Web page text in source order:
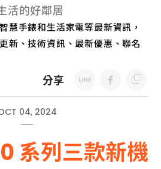
活的好鄰居
慧手錶和生活家電等最新資訊，
新、技術資訊、最新優惠、聯名
分享
04, 2024
系列三款新機